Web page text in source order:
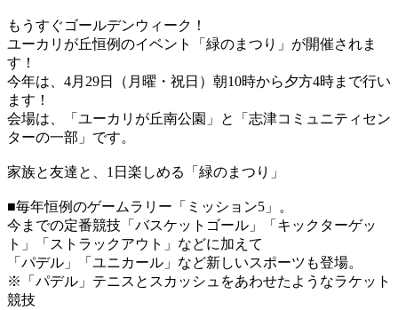
もうすぐゴールデンウィーク！
ユーカリが丘恒例のイベント「緑のまつり」が開催されま
す！
今年は、4月29日（月曜・祝日）朝10時から夕方4時まで行い
ます！
会場は、「ユーカリが丘南公園」と「志津コミュニティセン
ターの一部」です。
家族と友達と、1日楽しめる「緑のまつり」
■毎年恒例のゲームラリー「ミッション5」。
今までの定番競技「バスケットゴール」「キックターゲッ
ト」「ストラックアウト」などに加えて
「パデル」「ユニカール」など新しいスポーツも登場。
※「パデル」テニスとスカッシュをあわせたようなラケット
競技